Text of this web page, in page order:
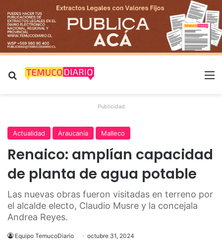
Buscar por
Publicidad
Actualidad Araucanía Malleco
Renaico: amplían capacidad
de planta de agua potable
Las nuevas obras fueron visitadas en terreno por
el alcalde electo, Claudio Musre y la concejala
Andrea Reyes.
Equipo TemucoDiario octubre 31, 2024